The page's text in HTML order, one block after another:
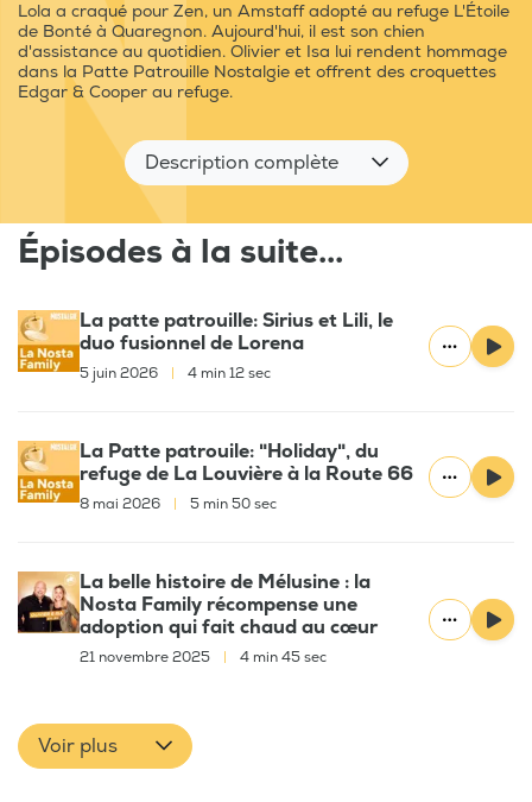
Lola a craqué pour Zen, un Amstaff adopté au refuge L'Étoile
de Bonté à Quaregnon. Aujourd'hui, il est son chien
d'assistance au quotidien. Olivier et Isa lui rendent hommage
dans la Patte Patrouille Nostalgie et offrent des croquettes
Edgar & Cooper au refuge.
Description complète
Épisodes à la suite...
La patte patrouille: Sirius et Lili, le
duo fusionnel de Lorena
5 juin 2026 4 min 12 sec
La Patte patrouile: "Holiday", du
refuge de La Louvière à la Route 66
8 mai 2026 5 min 50 sec
La belle histoire de Mélusine : la
Nosta Family récompense une
adoption qui fait chaud au cœur
21 novembre 2025 4 min 45 sec
Voir plus